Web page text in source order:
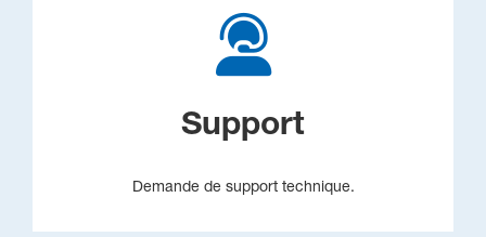
Support
Demande de support technique.